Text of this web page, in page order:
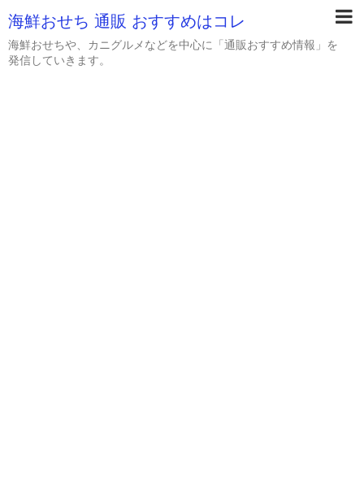
海鮮おせち 通販 おすすめはコレ
海鮮おせちや、カニグルメなどを中心に「通販おすすめ情報」を
発信していきます。